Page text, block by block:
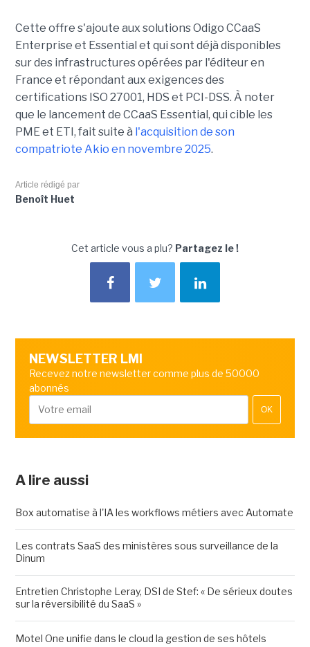
Cette offre s'ajoute aux solutions Odigo CCaaS
Enterprise et Essential et qui sont déjà disponibles
sur des infrastructures opérées par l'éditeur en
France et répondant aux exigences des
certifications ISO 27001, HDS et PCI-DSS. À noter
que le lancement de CCaaS Essential, qui cible les
PME et ETI, fait suite à l'acquisition de son
compatriote Akio en novembre 2025.
Article rédigé par
Benoît Huet
Cet article vous a plu? Partagez le !
NEWSLETTER LMI
Recevez notre newsletter comme plus de 50000
abonnés
OK
A lire aussi
Box automatise à l'IA les workflows métiers avec Automate
Les contrats SaaS des ministères sous surveillance de la
Dinum
Entretien Christophe Leray, DSI de Stef: « De sérieux doutes
sur la réversibilité du SaaS »
Motel One unifie dans le cloud la gestion de ses hôtels